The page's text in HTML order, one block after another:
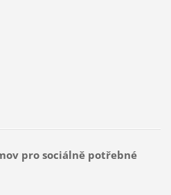
pro sociálně potřebné